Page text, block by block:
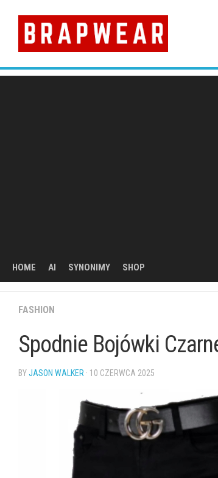
content
HOME AI SYNONIMY SHOP
FASHION
Spodnie Bojówki
BYJASON WALKER · 10 CZERWCA 2025